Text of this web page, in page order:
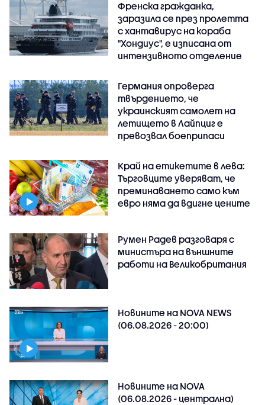
Френска гражданка,
заразила се през пролетта
с хантавирус на кораба
"Хондиус", е изписана от
интензивното отделение
Германия опроверга
твърдението, че
украинският самолет на
летището в Лайпциг е
превозвал боеприпаси
Край на етикетите в лева:
Търговците уверяват, че
преминаването само към
евро няма да вдигне цените
Румен Радев разговаря с
министъра на външните
работи на Великобритания
Новините на NOVA NEWS
(06.08.2026 - 20:00)
Новините на NOVA
(06.08.2026 - централна)